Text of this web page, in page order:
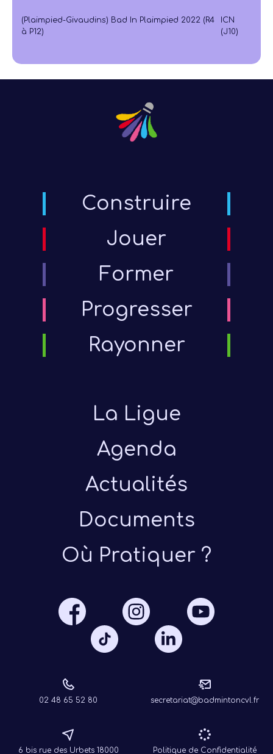
(Plaimpied-Givaudins) Bad In Plaimpied 2022 (R4
à P12)
ICN
(J10)
Construire
Jouer
Former
Progresser
Rayonner
La Ligue
Agenda
Actualités
Documents
Où Pratiquer ?
02 48 65 52 80 secretariat@badmintoncvl.fr
6 bis rue des Urbets 18000 Politique de Confidentialité